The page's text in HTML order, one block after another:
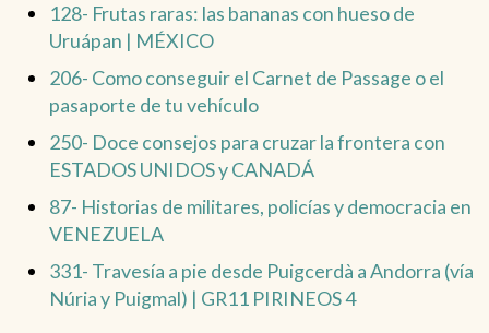
128- Frutas raras: las bananas con hueso de
Uruápan | MÉXICO
206- Como conseguir el Carnet de Passage o el
pasaporte de tu vehículo
250- Doce consejos para cruzar la frontera con
ESTADOS UNIDOS y CANADÁ
87- Historias de militares, policías y democracia en
VENEZUELA
331- Travesía a pie desde Puigcerdà a Andorra (vía
Núria y Puigmal) | GR11 PIRINEOS 4